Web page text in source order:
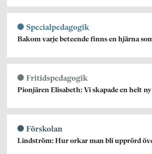
Specialpedagogik
Bakom varje beteende finns en hjärna
Fritidspedagogik
Pionjären Elisabeth: Vi skapade en helt
Förskolan
Lindström: Hur orkar man bli upprörd